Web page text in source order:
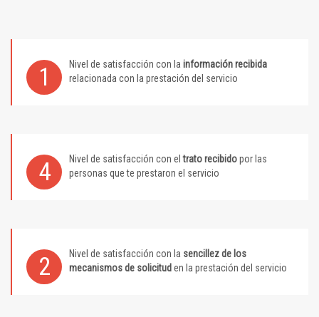
1 Nivel de satisfacción con la información recibida
relacionada con la prestación del servicio
4 Nivel de satisfacción con eltrato recibidopor las
personas que te prestaron el servicio
2 Nivel de satisfacción con la sencillez de los
mecanismos de solicitud en la prestación del servicio